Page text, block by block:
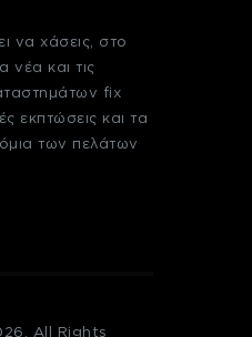
να χάσεις, στο
και τις
fix
εκπτώσεις και τα
των πελάτων
All Rights